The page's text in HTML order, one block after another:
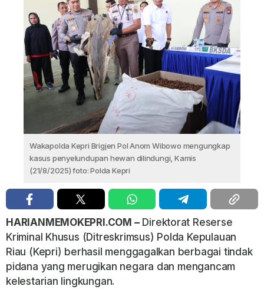
Wakapolda Kepri Brigjen Pol Anom Wibowo mengungkap
kasus penyelundupan hewan dilindungi, Kamis
(21/8/2025) foto: Polda Kepri
HARIANMEMOKEPRI.COM –Direktorat Reserse
Kriminal Khusus (Ditreskrimsus) Polda Kepulauan
Riau (Kepri) berhasil menggagalkan berbagai tindak
pidana yang merugikan negara dan mengancam
kelestarian lingkungan.